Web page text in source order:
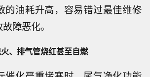
的油耗升高，容易错过最佳维修
障恶化。
、排气管烧红甚至自燃